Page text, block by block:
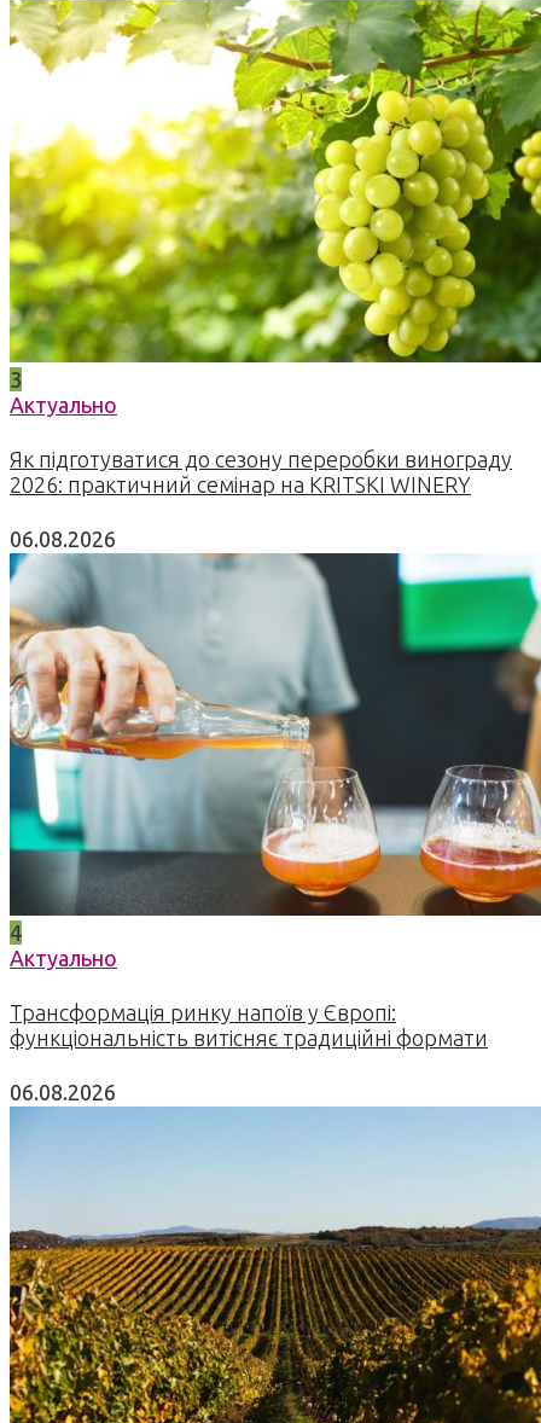
3
Актуально
Як підготуватися до сезону переробки винограду
2026: практичний семінар на KRITSKI WINERY
06.08.2026
4
Актуально
Трансформація ринку напоїв у Європі:
функціональність витісняє традиційні формати
06.08.2026